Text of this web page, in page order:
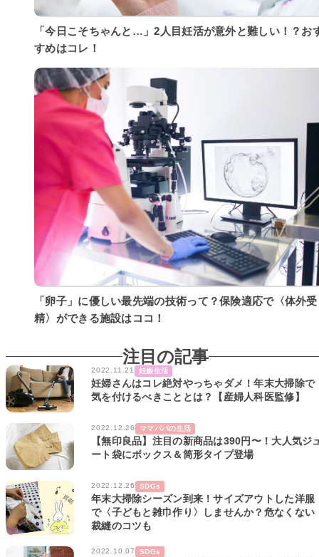
「今日こそちゃんと…」2人目妊活が意外と難しい！？お
すめはコレ！
「卵子」に優しい最先端の技術って？保険適応で〈体外受
精〉ができる施設はココ！
注目の記事
2022.11.21 妊娠生活
妊婦さんはコレ絶対やっちゃダメ！年末大掃除で
気を付けるべきこととは？【産婦人科医監修】
2022.12.26 ママパパの生活
【無印良品】注目の新商品は390円〜！大人気ジ
ート袋にボックス＆筒形タイプ登場
2022.12.26 SDGs
年末大掃除シーズン到来！サイズアウトした洋服
で〈子どもと雑巾作り〉しませんか？危なくない
裁縫のコツも
2022.10.07 SDGs